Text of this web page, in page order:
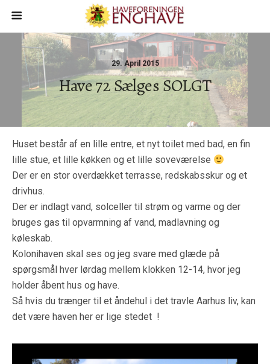
29. April 2015
Have 72 Sælges SOLGT
Huset består af en lille entre, et nyt toilet med bad, en fin
lille stue, et lille køkken og et lille soveværelse
Der er en stor overdækket terrasse, redskabsskur og et
drivhus.
Der er indlagt vand, solceller til strøm og varme og der
bruges gas til opvarmning af vand, madlavning og
køleskab.
Kolonihaven skal ses og jeg svare med glæde på
spørgsmål hver lørdag mellem klokken 12-14, hvor jeg
holder åbent hus og have.
Så hvis du trænger til et åndehul i det travle Aarhus liv, kan
det være haven her er lige stedet !